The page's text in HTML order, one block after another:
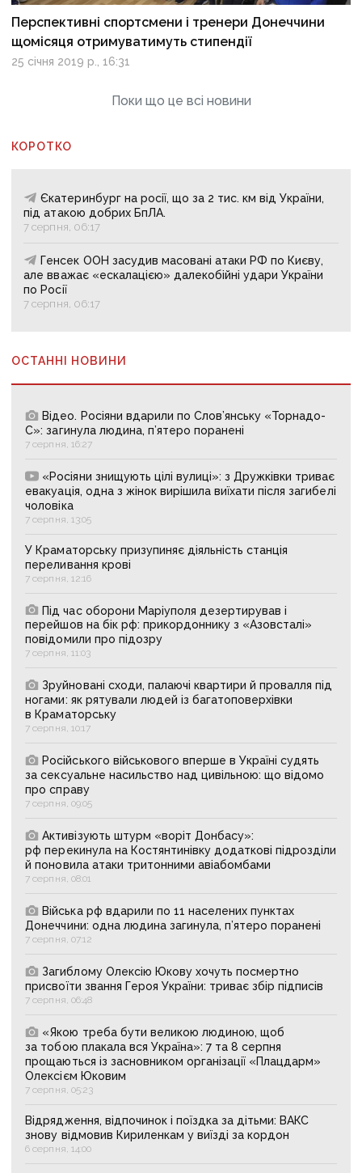
Перспективні спортсмени і тренери Донеччини
щомісяця отримуватимуть стипендії
25 січня 2019 р., 16:31
Поки що це всі новини
КОРОТКО
Єкатеринбург на росії, що за 2 тис. км від України,
під атакою добрих БпЛА.
7 серпня, 06:17
Генсек ООН засудив масовані атаки РФ по Києву,
але вважає «ескалацією» далекобійні удари України
по Росії
7 серпня, 06:17
ОСТАННІ НОВИНИ
Відео. Росіяни вдарили по Слов’янську «Торнадо-
С»: загинула людина, п’ятеро поранені
7 серпня, 16:27
«Росіяни знищують цілі вулиці»: з Дружківки триває
евакуація, одна з жінок вирішила виїхати після загибелі
чоловіка
7 серпня, 13:05
У Краматорську призупиняє діяльність станція
переливання крові
7 серпня, 12:16
Під час оборони Маріуполя дезертирував і
перейшов на бік рф: прикордоннику з «Азовсталі»
повідомили про підозру
7 серпня, 11:03
Зруйновані сходи, палаючі квартири й провалля під
ногами: як рятували людей із багатоповерхівки
в Краматорську
7 серпня, 10:17
Російського військового вперше в Україні судять
за сексуальне насильство над цивільною: що відомо
про справу
7 серпня, 09:05
Активізують штурм «воріт Донбасу»:
рф перекинула на Костянтинівку додаткові підрозділи
й поновила атаки тритонними авіабомбами
7 серпня, 08:01
Війська рф вдарили по 11 населених пунктах
Донеччини: одна людина загинула, п’ятеро поранені
7 серпня, 07:12
Загиблому Олексію Юкову хочуть посмертно
присвоїти звання Героя України: триває збір підписів
7 серпня, 06:48
«Якою треба бути великою людиною, щоб
за тобою плакала вся Україна»: 7 та 8 серпня
прощаються із засновником організації «Плацдарм»
Олексієм Юковим
7 серпня, 05:23
Відрядження, відпочинок і поїздка за дітьми: ВАКС
знову відмовив Кириленкам у виїзді за кордон
6 серпня, 14:00